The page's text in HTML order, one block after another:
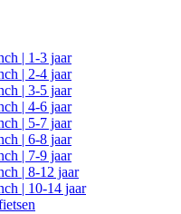
| 1-3 jaar
| 2-4 jaar
| 3-5 jaar
| 4-6 jaar
| 5-7 jaar
| 6-8 jaar
| 7-9 jaar
| 8-12 jaar
| 10-14 jaar